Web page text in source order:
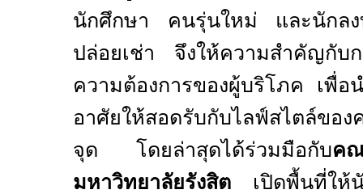
นักศึกษา คนรุ่นใหม่ และนักลง
ปล่อยเช่า จึงให้ความสำคัญกับ
ความต้องการของผู้บริโภค เพื่
อาศัยให้สอดรับกับไลฟ์สไตล์ของ
จุด โดยล่าสุดได้ร่วมมือกับค
มหาวิทยาลัยรังสิต เปิดพื้นที่ให้นั